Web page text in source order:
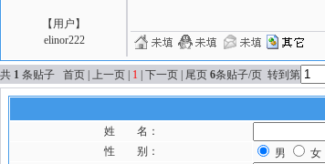
【 用户 】
elinor222
共 1 条贴子 首页 | 上一页 | 1 | 下一页 | 尾页 6条贴子/页 转到第
姓 名：
性 别：
男
女